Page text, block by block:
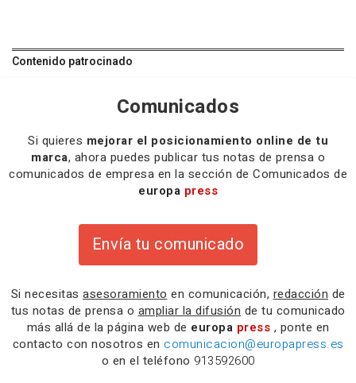
Contenido patrocinado
Comunicados
Si quieres mejorar el posicionamiento online de tu
marca, ahora puedes publicar tus notas de prensa o
comunicados de empresa en la sección de Comunicados de
europa press
Envía tu comunicado
Si necesitas asesoramiento en comunicación, redacción de
tus notas de prensa o ampliar la difusión de tu comunicado
más allá de la página web de europa press , ponte en
contacto con nosotros en comunicacion@europapress.es
o en el teléfono 913592600